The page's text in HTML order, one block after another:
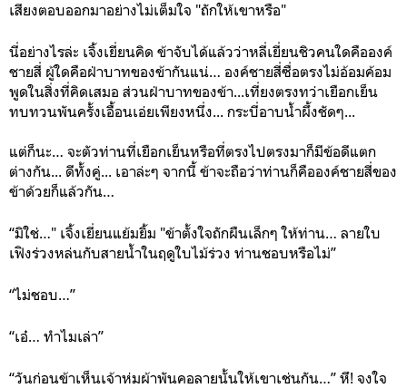
เสียงตอบออกมาอย่างไม่เต็มใจ "ถักให้เขาหรือ"
นี่อย่างไรล่ะ เจิ้งเยี่ยนคิด ข้าจับได้แล้วว่าหลี่เยี่ยนชิวคนใดคือองค์
ชายสี่ ผู้ใดคือฝ่าบาทของข้ากันแน่… องค์ชายสี่ซื่อตรงไม่อ้อมค้อม
พูดในสิ่งที่คิดเสมอ ส่วนฝ่าบาทของข้า...เที่ยงตรงทว่าเยือกเย็น
ทบทวนพันครั้งเอื้อนเอ่ยเพียงหนึ่ง... กระบี่อาบน้ำผึ้งชัดๆ...
แต่ก็นะ… จะตัวท่านที่เยือกเย็นหรือที่ตรงไปตรงมาก็มีข้อดีแตก
ต่างกัน... ดีทั้งคู่... เอาล่ะๆ จากนี้ ข้าจะถือว่าท่านก็คือองค์ชายสี่ของ
ข้าด้วยก็แล้วกัน…
“มิใช่…" เจิ้งเยี่ยนแย้มยิ้ม "ข้าตั้งใจถักผืนเล็กๆ ให้ท่าน… ลายใบ
เฟิงร่วงหล่นกับสายน้ำในฤดูใบไม้ร่วง ท่านชอบหรือไม่”
“ไม่ชอบ…”
“เอ๋… ทำไมเล่า”
“วันก่อนข้าเห็นเจ้าห่มผ้าพันคอลายนั้นให้เขาเช่นกัน…” หึ! จงใจ